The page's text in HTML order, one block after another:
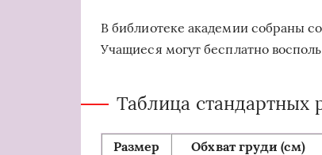
В библиотеке академии собраны
Учащиеся могут бесплатно
Таблица стандартных
Размер Обхват груди (см)